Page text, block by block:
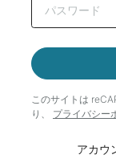
このサイトは
り、 プライバシー
アカウ